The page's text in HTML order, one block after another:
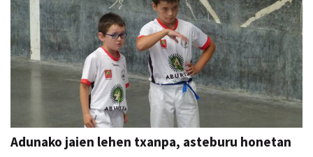
Adunako jaien lehen txanpa, asteburu honetan